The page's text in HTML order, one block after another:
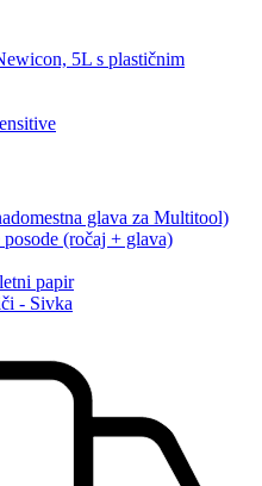
5L s plastičnim
glava za Multitool)
(ročaj + glava)
papir
- Sivka